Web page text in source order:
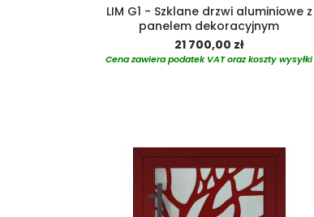
LIM G1 - Szklane drzwi aluminiowe z
panelem dekoracyjnym
21 700,00 zł
Cena zawiera podatek VAT oraz koszty wysyłki